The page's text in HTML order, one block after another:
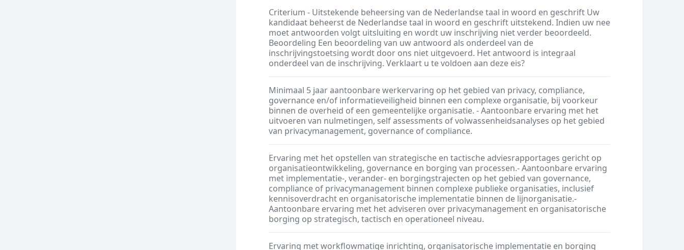
Criterium - Uitstekende beheersing van de Nederlandse taal in woord en geschrift Uw
kandidaat beheerst de Nederlandse taal in woord en geschrift uitstekend. Indien uw nee
moet antwoorden volgt uitsluiting en wordt uw inschrijving niet verder beoordeeld.
Beoordeling Een beoordeling van uw antwoord als onderdeel van de
inschrijvingstoetsing wordt door ons niet uitgevoerd. Het antwoord is integraal
onderdeel van de inschrijving. Verklaart u te voldoen aan deze eis?
Minimaal 5 jaar aantoonbare werkervaring op het gebied van privacy, compliance,
governance en/of informatieveiligheid binnen een complexe organisatie, bij voorkeur
binnen de overheid of een gemeentelijke organisatie. - Aantoonbare ervaring met het
uitvoeren van nulmetingen, self assessments of volwassenheidsanalyses op het gebied
van privacymanagement, governance of compliance.
Ervaring met het opstellen van strategische en tactische adviesrapportages gericht op
organisatieontwikkeling, governance en borging van processen.- Aantoonbare ervaring
met implementatie-, verander- en borgingstrajecten op het gebied van governance,
compliance of privacymanagement binnen complexe publieke organisaties, inclusief
kennisoverdracht en organisatorische implementatie binnen de lijnorganisatie.-
Aantoonbare ervaring met het adviseren over privacymanagement en organisatorische
borging op strategisch, tactisch en operationeel niveau.
Ervaring met workflowmatige inrichting, organisatorische implementatie en borging